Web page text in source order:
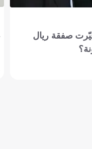
صفقة ريال